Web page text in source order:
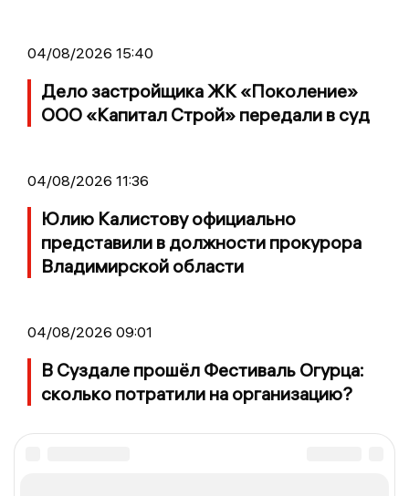
04/08/2026 15:40
Дело застройщика ЖК «Поколение»
ООО «Капитал Строй» передали в суд
04/08/2026 11:36
Юлию Калистову официально
представили в должности прокурора
Владимирской области
04/08/2026 09:01
В Суздале прошёл Фестиваль Огурца:
сколько потратили на организацию?